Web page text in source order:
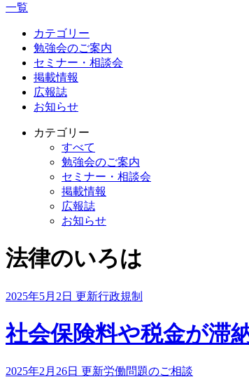
一覧
カテゴリー
勉強会のご案内
セミナー・相談会
掲載情報
広報誌
お知らせ
カテゴリー
すべて
勉強会のご案内
セミナー・相談会
掲載情報
広報誌
お知らせ
法律のいろは
2025年5月2日 更新行政規制
社会保険料や税金が滞
2025年2月26日 更新労働問題のご相談